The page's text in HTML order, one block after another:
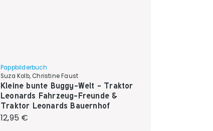
Pappbilderbuch
Suza Kolb, Christine Faust
Kleine bunte Buggy-Welt - Traktor
Leonards Fahrzeug-Freunde &
Traktor Leonards Bauernhof
Regulärer Preis:
12,95 €